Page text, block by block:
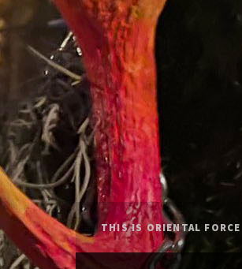
THIS IS ORIENTAL FORCE